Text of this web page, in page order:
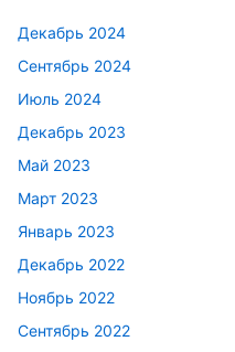
Декабрь 2024
Сентябрь 2024
Июль 2024
Декабрь 2023
Май 2023
Март 2023
Январь 2023
Декабрь 2022
Ноябрь 2022
Сентябрь 2022